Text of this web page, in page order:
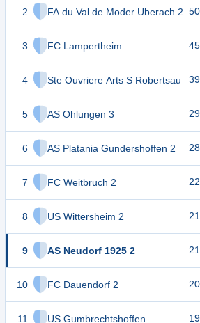
2 FA du Val de Moder Uberach 2
3 FC Lampertheim
4 Ste Ouvriere Arts S Robertsau
5 AS Ohlungen 3
6 AS Platania Gundershoffen 2
7 FC Weitbruch 2
8 US Wittersheim 2
9 AS Neudorf 1925 2
10 FC Dauendorf 2
11 US Gumbrechtshoffen
50
45
39
29
28
22
21
21
20
19